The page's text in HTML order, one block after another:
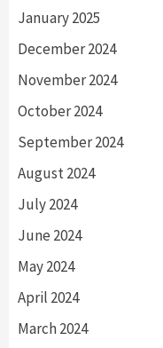
January 2025
December 2024
November 2024
October 2024
September 2024
August 2024
July 2024
June 2024
May 2024
April 2024
March 2024